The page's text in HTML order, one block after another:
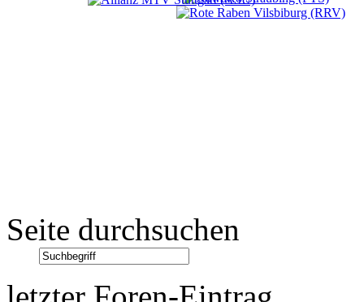
Seite durchsuchen